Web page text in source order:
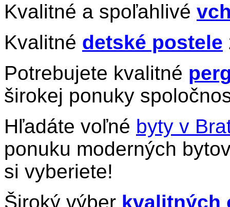
Kvalitné a spoľahlivé
Kvalitné detské postele
Potrebujete kvalitné
širokej ponuky
Hľadáte voľné byty v
ponuku moderných
si vyberiete!
Široký výber kvalitných